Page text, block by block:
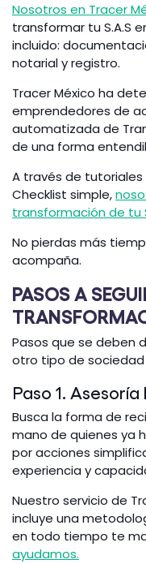
Nosotros en Tracer
transformar tu S.A.S
incluido:
notarial y registro.
Tracer México ha
emprendedores de
automatizada de
de una forma
A través de tutoriales
Checklist simple,
transformación de tu
No pierdas más
acompaña.
PASOS A
Pasos que se deben
otro tipo de sociedad
Paso 1.
Busca la forma de
mano de quienes ya
por acciones
experiencia y
Nuestro servicio de
incluye una
en todo tiempo te
ayudamos.